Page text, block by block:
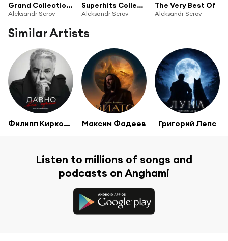
Grand Collection: Александр Серов (Лучшее для лучших)
Aleksandr Serov
Superhits Collection
Aleksandr Serov
The Very Best Of
Aleksandr Serov
Similar Artists
Филипп Киркоров Максим Фадеев Григорий Лепс
Listen to millions of songs and
podcasts on Anghami